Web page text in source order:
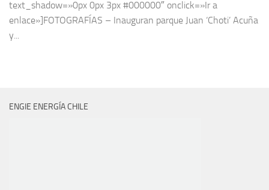
text_shadow=»0px 0px 3px #000000″ onclick=»Ir a
enlace»]FOTOGRAFÍAS – Inauguran parque Juan ‘Choti’ Acuña
y...
ENGIE ENERGÍA CHILE